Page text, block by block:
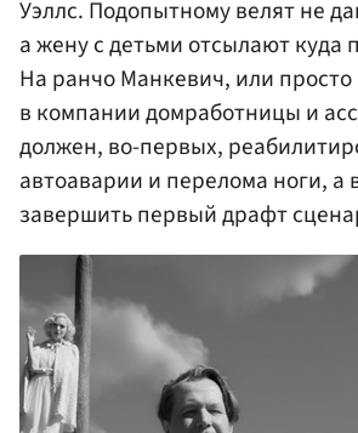
Уэллс. Подопытному велят не
а жену с детьми отсылают куда
На ранчо Манкевич, или
в компании домработницы и
должен, во-первых,
автоаварии и перелома ноги, а
завершить первый драфт